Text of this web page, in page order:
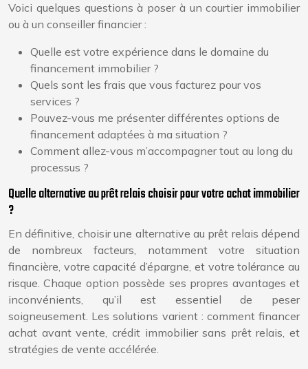
Voici quelques questions à poser à un courtier immobilier
ou à un conseiller financier :
Quelle est votre expérience dans le domaine du
financement immobilier ?
Quels sont les frais que vous facturez pour vos
services ?
Pouvez-vous me présenter différentes options de
financement adaptées à ma situation ?
Comment allez-vous m’accompagner tout au long du
processus ?
Quelle alternative au prêt relais choisir pour votre achat immobilier
?
En définitive, choisir une alternative au prêt relais dépend
de nombreux facteurs, notamment votre situation
financière, votre capacité d’épargne, et votre tolérance au
risque. Chaque option possède ses propres avantages et
inconvénients, qu’il est essentiel de peser
soigneusement. Les solutions varient : comment financer
achat avant vente, crédit immobilier sans prêt relais, et
stratégies de vente accélérée.